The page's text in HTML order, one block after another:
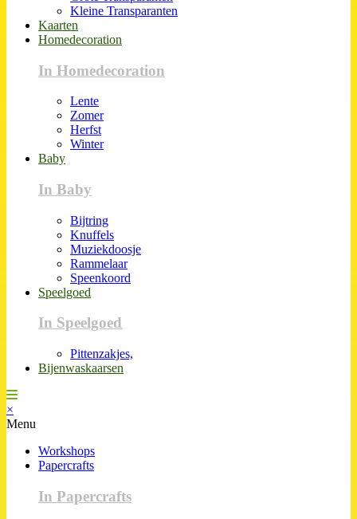
Kleine Transparanten
Kaarten
Homedecoration
In Homedecoration
Lente
Zomer
Herfst
Winter
Baby
In Baby
Bijtring
Knuffels
Muziekdoosje
Rammelaar
Speenkoord
Speelgoed
In Speelgoed
Pittenzakjes,
Bijenwaskaarsen
×
Menu
Workshops
Papercrafts
In Papercrafts